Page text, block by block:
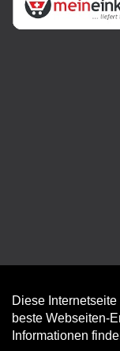
Diese
beste Webseiten-
Informationen